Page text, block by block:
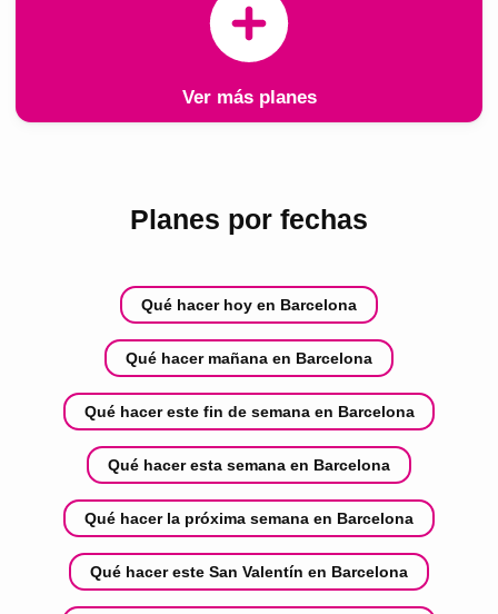
Ver más planes
Planes por fechas
Qué hacer hoy en Barcelona
Qué hacer mañana en Barcelona
Qué hacer este fin de semana en Barcelona
Qué hacer esta semana en Barcelona
Qué hacer la próxima semana en Barcelona
Qué hacer este San Valentín en Barcelona